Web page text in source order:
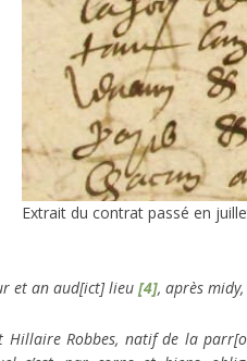
Extrait du contrat passé en
et an aud[ict] lieu [4], après midy,
Hillaire Robbes, natif de la